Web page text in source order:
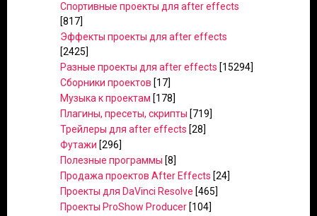
Спортивные проекты для after effects
[817]
Эффекты проекты для after effects
[2425]
Разные проекты для after effects [15294]
Сборники проектов [17]
Музыка к проектам [178]
Плагины, пресеты, скрипты [719]
Трейлеры для after effects [28]
Футажи [296]
Полезные программы [8]
Продажа проектов After Effects [24]
Проекты для DaVinci Resolve [465]
Проекты ProShow Producer [104]